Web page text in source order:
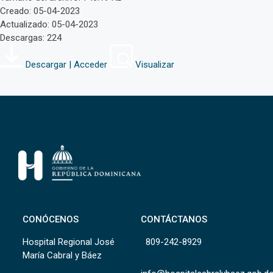
Creado: 05-04-2023
Actualizado: 05-04-2023
Descargas: 224
Descargar | Acceder Visualizar
CONÓCENOS
Hospital Regional José
María Cabral y Báez
CONTÁCTANOS
809-242-8929